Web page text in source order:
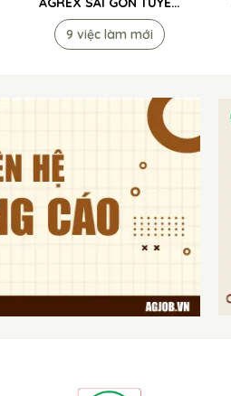
DỤNG
9 việc làm mới